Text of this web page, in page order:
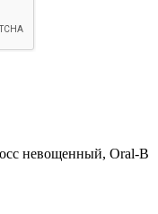
невощенный, Oral-B